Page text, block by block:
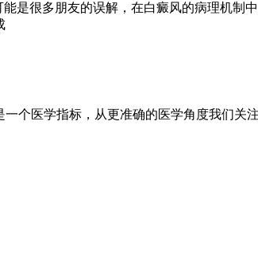
是很多朋友的误解，在白癜风的病理机
个医学指标，从更准确的医学角度我们